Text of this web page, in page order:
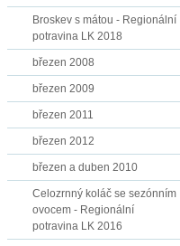
Broskev s mátou - Regionální
potravina LK 2018
březen 2008
březen 2009
březen 2011
březen 2012
březen a duben 2010
Celozrnný koláč se sezónním
ovocem - Regionální
potravina LK 2016